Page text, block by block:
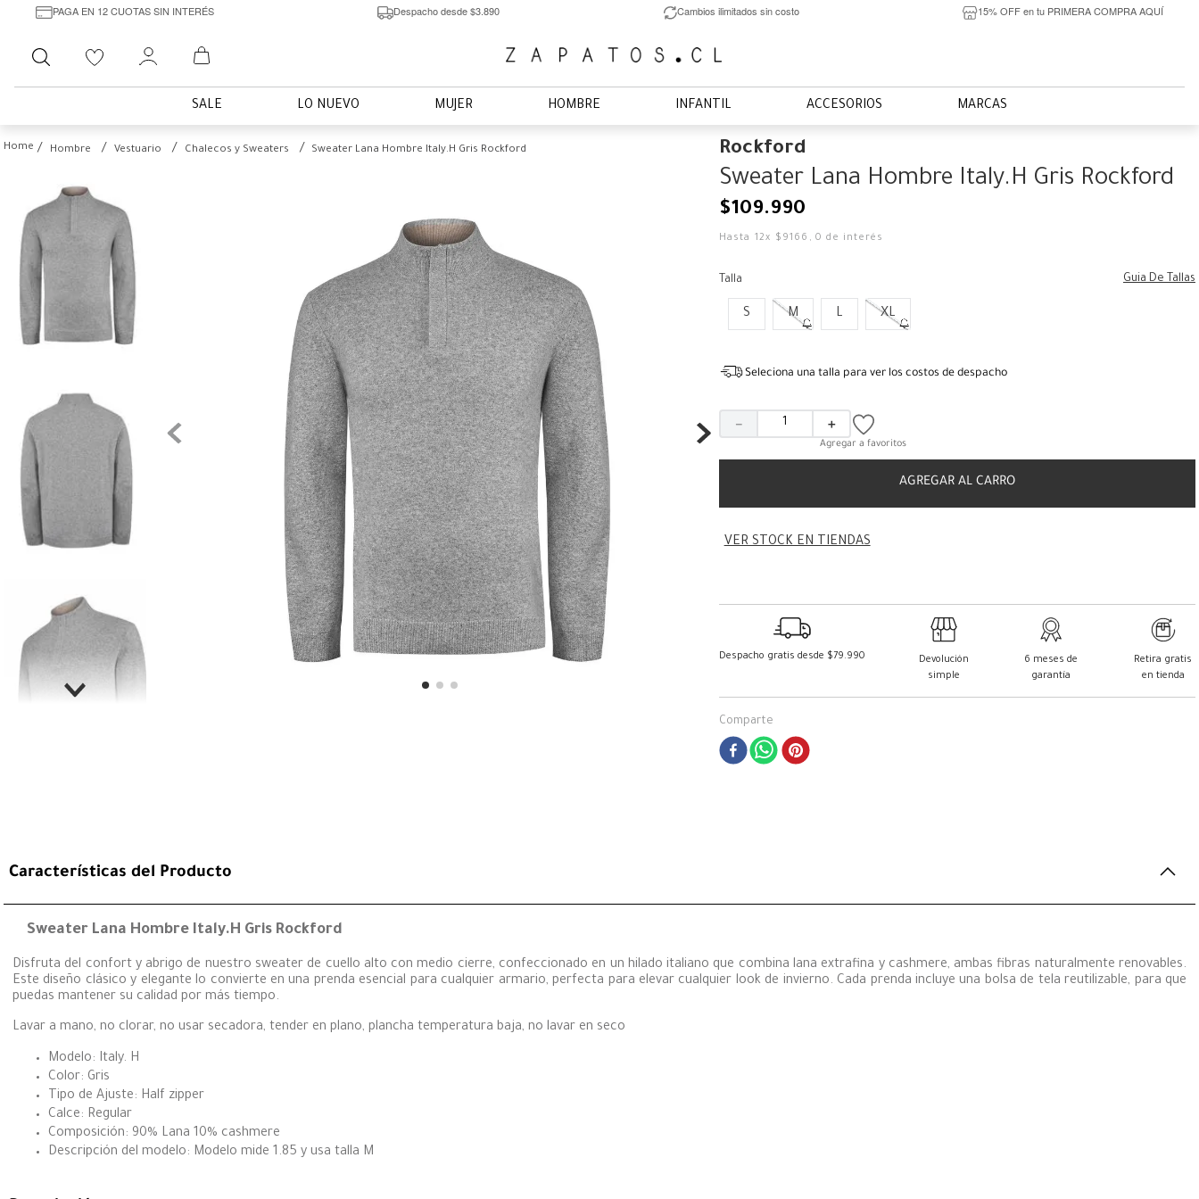
PAGA EN 12 CUOTAS SIN INTERÉS Despacho desde $3.890 Cambios ilimitados sin costo 15% OFF en tu PRIMERA COMPRA AQUÍ
Buscar
SALE LO NUEVO MUJER HOMBRE INFANTIL ACCESORIOS MARCAS
Hombre Vestuario Chalecos y Sweaters Sweater Lana Hombre Italy.H Gris Rockford Rockford
Sweater Lana Hombre Italy.H Gris Rockford
$109.990
Hasta 12x $ 9166 ,0 de interés
Talla Guia De Tallas
S M L XL
Seleciona una talla para ver los costos de despacho
＋
－
AGREGAR AL CARRO
VER STOCK EN TIENDAS
Despacho gratis desde $79.990
Devolución
simple
6 meses de
garantía
Retira gratis
en tienda
Comparte
Características del Producto
Sweater Lana Hombre Italy.H Gris Rockford
Disfruta del confort y abrigo de nuestro sweater de cuello alto con medio cierre, confeccionado en un hilado italiano que combina lana extrafina y cashmere, ambas fibras naturalmente renovables.
Este diseño clásico y elegante lo convierte en una prenda esencial para cualquier armario, perfecta para elevar cualquier look de invierno. Cada prenda incluye una bolsa de tela reutilizable, para que
puedas mantener su calidad por más tiempo.
Lavar a mano, no clorar, no usar secadora, tender en plano, plancha temperatura baja, no lavar en seco
Modelo: Italy. H
Color: Gris
Tipo de Ajuste: Half zipper
Calce: Regular
Composición: 90% Lana 10% cashmere
Descripción del modelo: Modelo mide 1.85 y usa talla M